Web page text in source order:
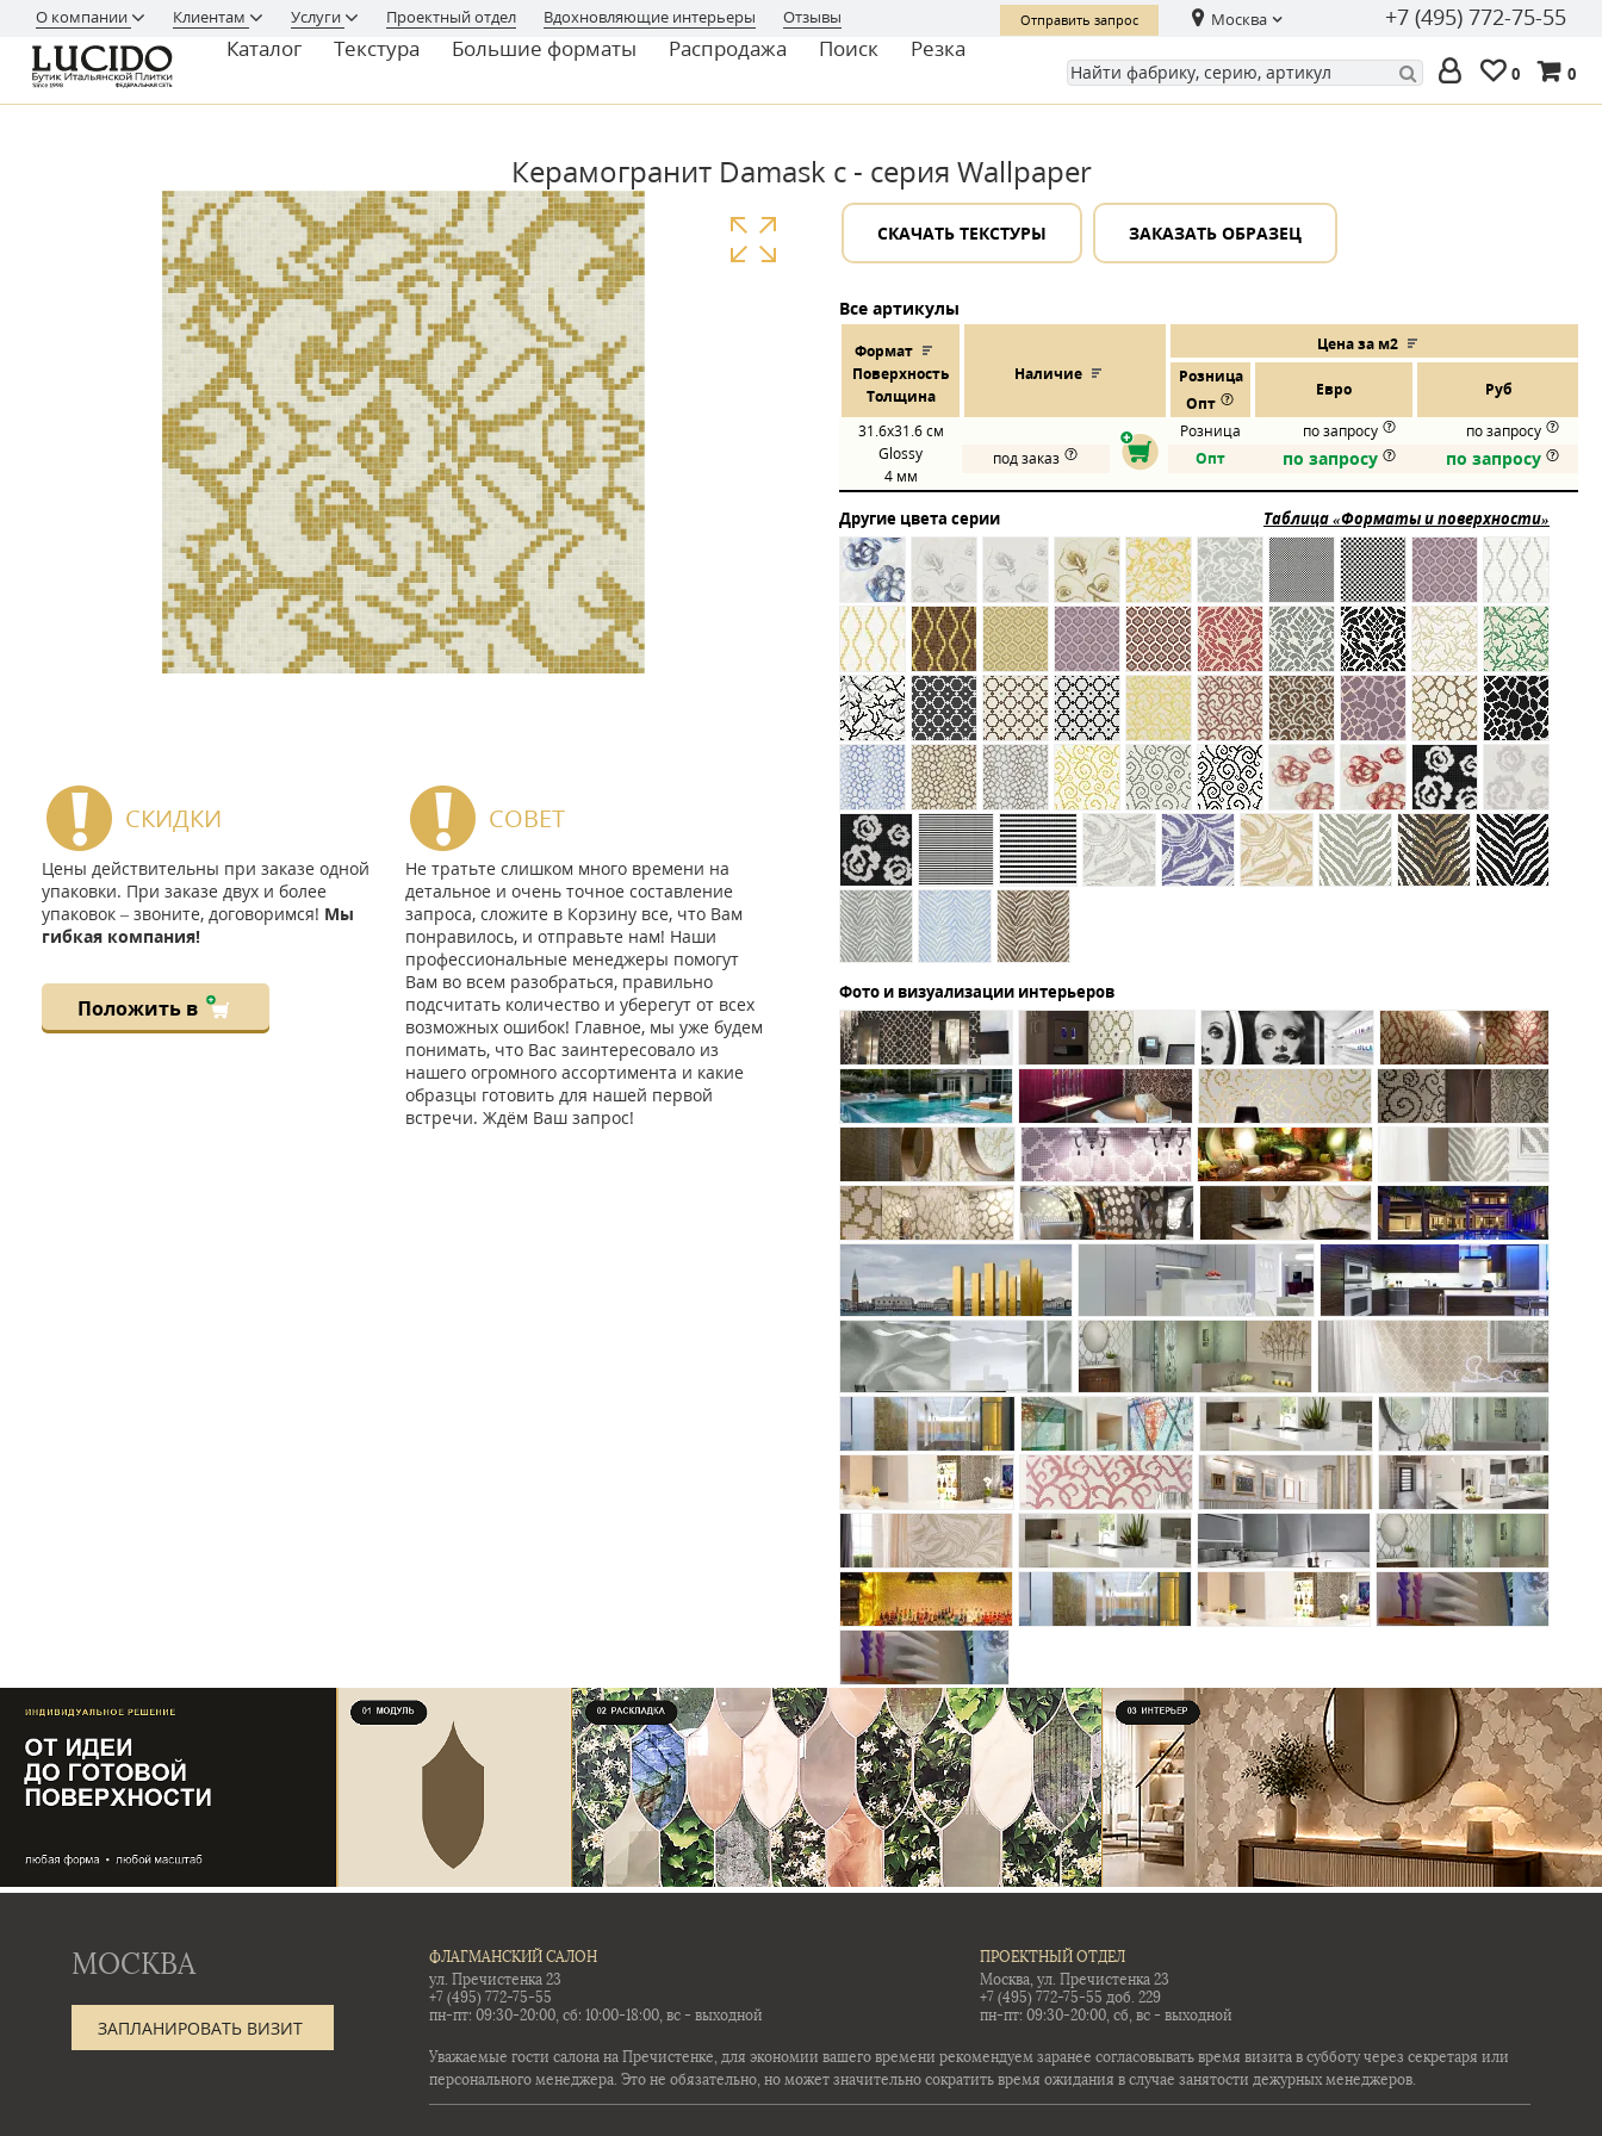
О компании Клиентам Услуги Проектный отдел Вдохновляющие интерьеры Отзывы Отправить запрос Москва +7 (495) 772-75-55
Каталог Текстура Большие форматы Распродажа Поиск Резка
0 0
Керамогранит Damask c - серия Wallpaper
СКИДКИ
Цены действительны при заказе одной
упаковки. При заказе двух и более
упаковок – звоните, договоримся! Мы
гибкая компания!
Положить в
СОВЕТ
Не тратьте слишком много времени на
детальное и очень точное составление
запроса, сложите в Корзину все, что Вам
понравилось, и отправьте нам! Наши
профессиональные менеджеры помогут
Вам во всем разобраться, правильно
подсчитать количество и уберегут от всех
возможных ошибок! Главное, мы уже будем
понимать, что Вас заинтересовало из
нашего огромного ассортимента и какие
образцы готовить для нашей первой
встречи. Ждём Ваш запрос!
СКАЧАТЬ ТЕКСТУРЫ ЗАКАЗАТЬ ОБРАЗЕЦ
Все артикулы
Формат
Поверхность
Толщина
Наличие
Цена за м2
Розница
Евро Руб
Опт
31.6x31.6см
Glossy
4 мм
Розница по запросу
по запросу
под заказ
Опт по запросу по запросу
Другие цвета серии Таблица «Форматы и поверхности»
Фото и визуализации интерьеров
МОСКВА
ЗАПЛАНИРОВАТЬ ВИЗИТ
ФЛАГМАНСКИЙ САЛОН
ул. Пречистенка 23
+7 (495) 772-75-55
пн-пт: 09:30-20:00, сб: 10:00-18:00, вс - выходной
ПРОЕКТНЫЙ ОТДЕЛ
Москва, ул. Пречистенка 23
+7 (495) 772-75-55 доб. 229
пн-пт: 09:30-20:00, сб, вс - выходной
Уважаемые гости салона на Пречистенке, для экономии вашего времени рекомендуем заранее согласовывать время визита в субботу через секретаря или
персонального менеджера. Это не обязательно, но может значительно сократить время ожидания в случае занятости дежурных менеджеров.